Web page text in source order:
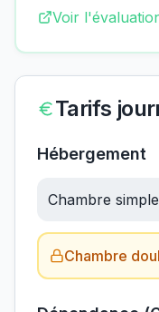
Voir
Tarifs
Hébergement
Chambre simple
Chambre